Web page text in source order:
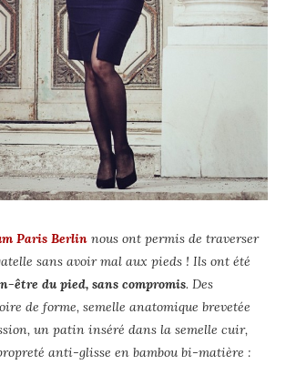
Paris Berlin nous ont permis de traverser
sans avoir mal aux pieds ! Ils ont été
être du pied, sans compromis. Des
de forme, semelle anatomique brevetée
un patin inséré dans la semelle cuir,
anti-glisse en bambou bi-matière :